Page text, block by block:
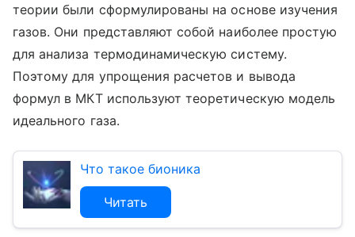
теории были сформулированы на основе изучения
газов. Они представляют собой наиболее простую
для анализа термодинамическую систему.
Поэтому для упрощения расчетов и вывода
формул в МКТ используют теоретическую модель
идеального газа.
Что такое бионика
Читать